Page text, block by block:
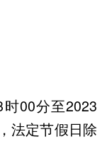
00分至2023
法定节假日除